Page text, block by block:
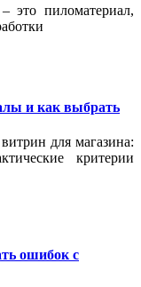
это пиломатериал,
и как выбрать
для магазина:
критерии
ошибок с